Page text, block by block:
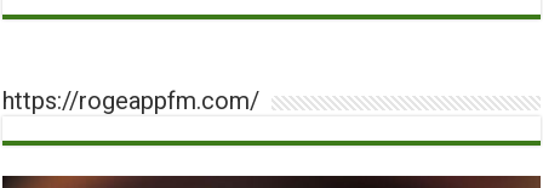
https://rogeappfm.com/